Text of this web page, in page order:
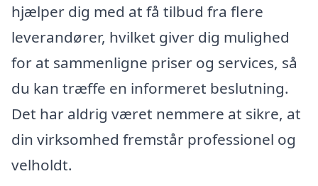
hjælper dig med at få tilbud fra flere
leverandører, hvilket giver dig mulighed
for at sammenligne priser og services, så
du kan træffe en informeret beslutning.
Det har aldrig været nemmere at sikre, at
din virksomhed fremstår professionel og
velholdt.